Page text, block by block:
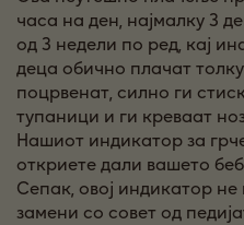
часа на ден, најмалку 3
од 3 недели по ред, кај
деца обично плачат
поцрвенат, силно ги
тупаници и ги креваат
Нашиот индикатор за
откриете дали вашето
Сепак, овој индикатор
замени со совет од